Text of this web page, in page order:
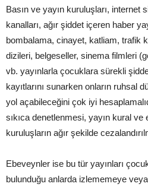
Basın ve yayın kuruluşları, internet
kanalları, ağır şiddet içeren haber
bombalama, cinayet, katliam, trafik
dizileri, belgeseller, sinema filmleri
vb. yayınlarla çocuklara sürekli
kayıtlarını sunarken onların ruhsal
yol açabileceğini çok iyi
sıkıca denetlenmesi, yayın kural
kuruluşların ağır şekilde
Ebeveynler ise bu tür yayınları
bulunduğu anlarda izlememeye